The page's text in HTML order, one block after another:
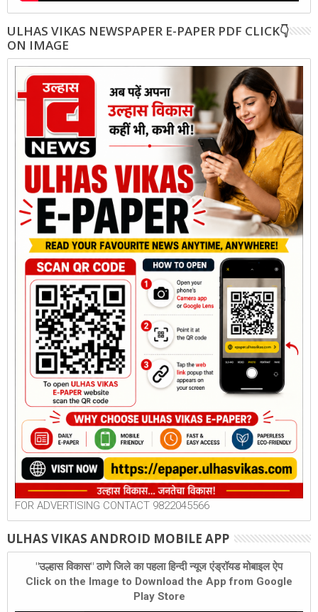
ULHAS VIKAS NEWSPAPER E-PAPER PDF CLICK👇
ON IMAGE
FOR ADVERTISING CONTACT 9822045566
ULHAS VIKAS ANDROID MOBILE APP
"उल्हास विकास" ठाणे जिले का पहला हिन्दी न्यूज एंड्रॉयड मोबाइल ऐप
Click on the Image to Download the App from Google
Play Store